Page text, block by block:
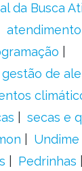
da Busca
gestão de
secas e
Undime
Pedrinhas